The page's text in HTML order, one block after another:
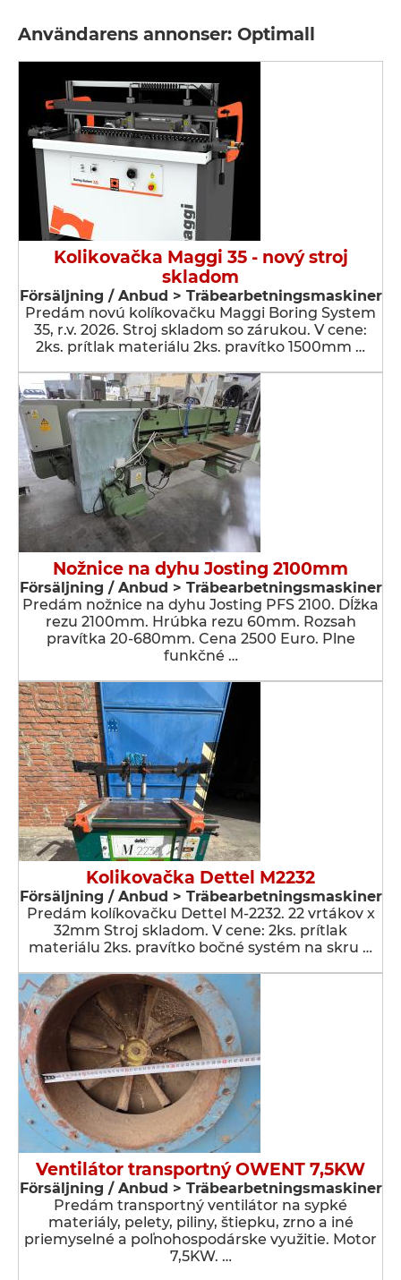
Användarens annonser: Optimall
Kolikovačka Maggi 35 - nový stroj
skladom
Försäljning / Anbud > Träbearbetningsmaskiner
Predám novú kolíkovačku Maggi Boring System
35, r.v. 2026. Stroj skladom so zárukou. V cene:
2ks. prítlak materiálu 2ks. pravítko 1500mm …
Nožnice na dyhu Josting 2100mm
Försäljning / Anbud > Träbearbetningsmaskiner
Predám nožnice na dyhu Josting PFS 2100. Dĺžka
rezu 2100mm. Hrúbka rezu 60mm. Rozsah
pravítka 20-680mm. Cena 2500 Euro. Plne
funkčné …
Kolikovačka Dettel M2232
Försäljning / Anbud > Träbearbetningsmaskiner
Predám kolíkovačku Dettel M-2232. 22 vrtákov x
32mm Stroj skladom. V cene: 2ks. prítlak
materiálu 2ks. pravítko bočné systém na skru …
Ventilátor transportný OWENT 7,5KW
Försäljning / Anbud > Träbearbetningsmaskiner
Predám transportný ventilátor na sypké
materiály, pelety, piliny, štiepku, zrno a iné
priemyselné a poľnohospodárske využitie. Motor
7,5KW. …